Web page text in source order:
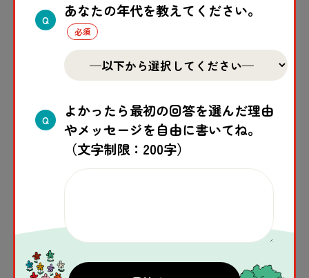
写真は、5月5日の日本の子どもの日
に合わせて、駐日アルゼンチン大使
館が大使館前に鯉のぼりを掲げてい
旗の色の鯉のぼりは、『世界錦鯉サ
Q
あなたの年代を教えてください。
Q
よかったら最初の回答を選んだ理由
やメッセージを自由に書いてね。
（文字制限：200字）